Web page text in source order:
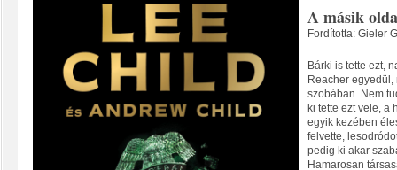
A másik
Fordította: Gieler
Bárki is tette ezt,
Reacher
szobában. Nem
ki tette ezt vele, a
egyik kezében
felvette,
pedig ki akar
Hamarosan